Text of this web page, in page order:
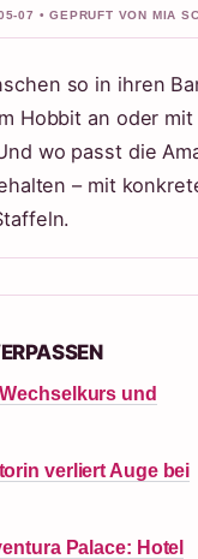
07 • GEPRUFT VON MIA
so in ihren
Hobbit an oder
wo passt die
– mit
und
verliert Auge bei
Palace: Hotel